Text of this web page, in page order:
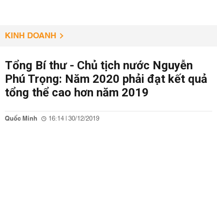
KINH DOANH
Tổng Bí thư - Chủ tịch nước Nguyễn
Phú Trọng: Năm 2020 phải đạt kết quả
tổng thể cao hơn năm 2019
Quốc Minh 16:14 | 30/12/2019